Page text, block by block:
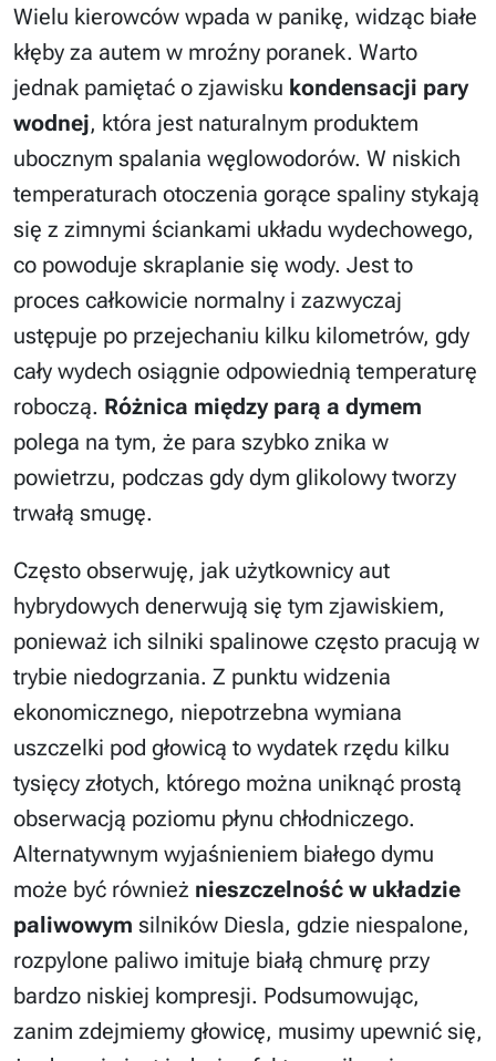
Wielu kierowców wpada w panikę, widząc białe
kłęby za autem w mroźny poranek. Warto
jednak pamiętać o zjawisku kondensacji pary
wodnej, która jest naturalnym produktem
ubocznym spalania węglowodorów. W niskich
temperaturach otoczenia gorące spaliny stykają
się z zimnymi ściankami układu wydechowego,
co powoduje skraplanie się wody. Jest to
proces całkowicie normalny i zazwyczaj
ustępuje po przejechaniu kilku kilometrów, gdy
cały wydech osiągnie odpowiednią temperaturę
roboczą. Różnica między parą a dymem
polega na tym, że para szybko znika w
powietrzu, podczas gdy dym glikolowy tworzy
trwałą smugę.
Często obserwuję, jak użytkownicy aut
hybrydowych denerwują się tym zjawiskiem,
ponieważ ich silniki spalinowe często pracują w
trybie niedogrzania. Z punktu widzenia
ekonomicznego, niepotrzebna wymiana
uszczelki pod głowicą to wydatek rzędu kilku
tysięcy złotych, którego można uniknąć prostą
obserwacją poziomu płynu chłodniczego.
Alternatywnym wyjaśnieniem białego dymu
może być również nieszczelność w układzie
paliwowym silników Diesla, gdzie niespalone,
rozpylone paliwo imituje białą chmurę przy
bardzo niskiej kompresji. Podsumowując,
zanim zdejmiemy głowicę, musimy upewnić się,